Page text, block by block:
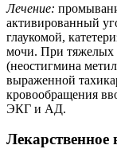
Лечение:
активированный
глаукомой,
мочи. При тяжелых
(неостигмина
выраженной
кровообращения
ЭКГ и АД.
Лекарственное